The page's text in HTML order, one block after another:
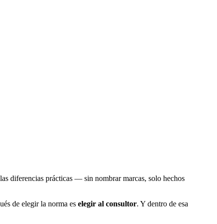
diferencias prácticas — sin nombrar marcas, solo hechos
de elegir la norma es elegir al consultor. Y dentro de esa